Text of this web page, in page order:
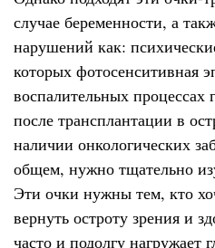
случае беременности, а
нарушений как:
которых фотосенситивная
воспалительных процессах
после трансплантации в
наличии онкологических
общем, нужно тщательно
Эти очки нужны тем, кто
вернуть остроту зрения и
часто и подолгу нагружает